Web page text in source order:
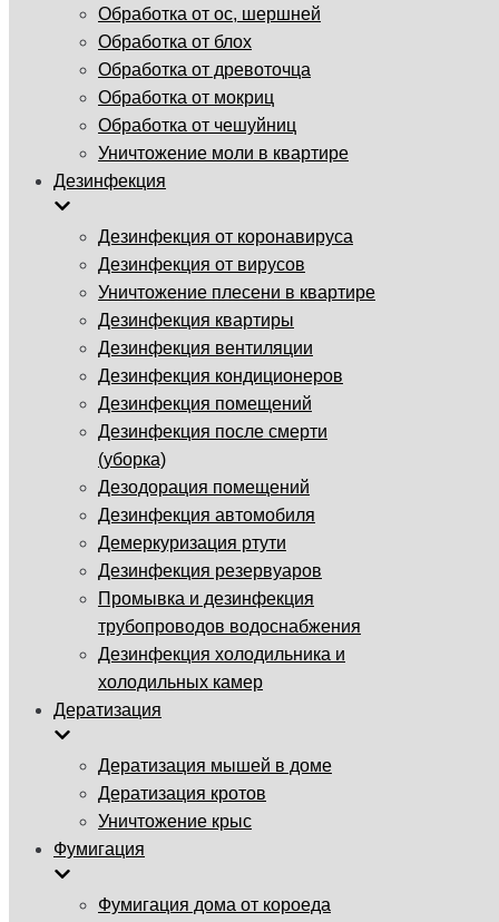
Обработка от ос, шершней
Обработка от блох
Обработка от древоточца
Обработка от мокриц
Обработка от чешуйниц
Уничтожение моли в квартире
Дезинфекция
Дезинфекция от коронавируса
Дезинфекция от вирусов
Уничтожение плесени в квартире
Дезинфекция квартиры
Дезинфекция вентиляции
Дезинфекция кондиционеров
Дезинфекция помещений
Дезинфекция после смерти
(уборка)
Дезодорация помещений
Дезинфекция автомобиля
Демеркуризация ртути
Дезинфекция резервуаров
Промывка и дезинфекция
трубопроводов водоснабжения
Дезинфекция холодильника и
холодильных камер
Дератизация
Дератизация мышей в доме
Дератизация кротов
Уничтожение крыс
Фумигация
Фумигация дома от короеда